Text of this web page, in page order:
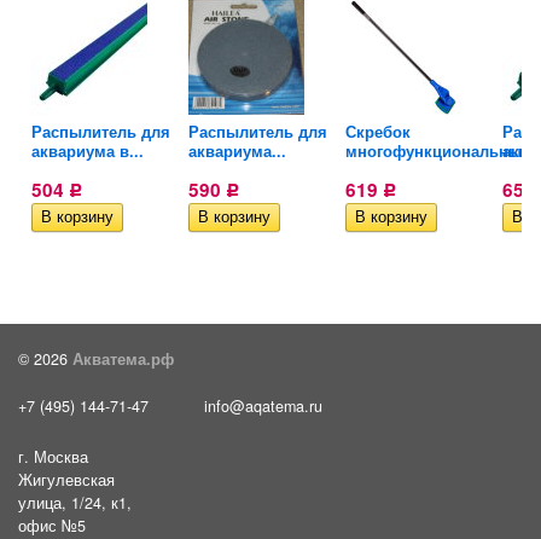
Распылитель для
аквариума в...
504 Р
Распылитель для
аквариума...
590 Р
Скребок
619 Р 654
© 2026 Акватема.рф
+7 (495) 144-71-47 info@aqatema.ru
г. Москва
Жигулевская
улица, 1/24, к1,
офис №5